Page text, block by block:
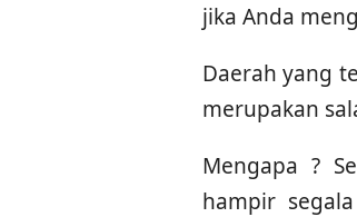
jika Anda
Daerah yang
merupakan
Mengapa ?
hampir